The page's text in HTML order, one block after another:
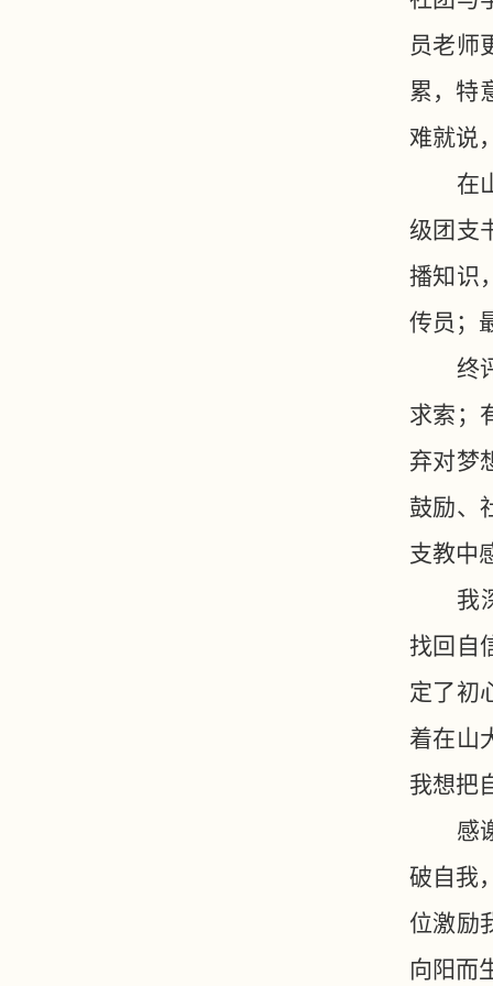
员老师
累，特
难就说
在
级团支
播知识
传员；
终
求索；
弃对梦
鼓励、
支教中
我
找回自
定了初
着在山
我想把
感
破自我
位激励
向阳而